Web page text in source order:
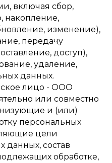
включая сбор,
накопление,
изменение),
передачу
доступ),
удаление,
данных.
лицо - ООО
или совместно
и (или)
персональных
цели
данных, состав
обработке,